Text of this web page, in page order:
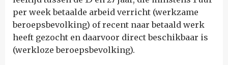
per week betaalde arbeid verricht (werkzame
beroepsbevolking) of recent naar betaald werk
heeft gezocht en daarvoor direct beschikbaar is
(werkloze beroepsbevolking).